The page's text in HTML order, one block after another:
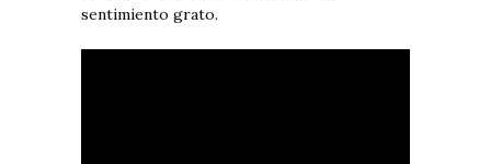
sentimiento grato.